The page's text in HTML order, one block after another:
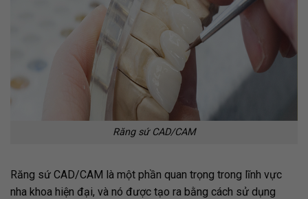
Răng sứ CAD/CAM
Răng sứ CAD/CAM là một phần quan trọng trong lĩnh vực
nha khoa hiện đại, và nó được tạo ra bằng cách sử dụng